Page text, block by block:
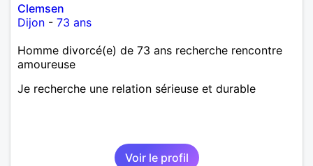
Clemsen
Dijon - 73 ans
Homme divorcé(e) de 73 ans recherche rencontre
amoureuse
Je recherche une relation sérieuse et durable
Voir le profil